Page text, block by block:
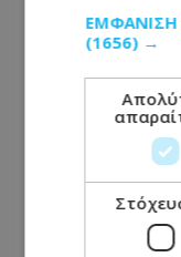
«Στον
Κύπρου –
βιώσιμη η
(1656) →